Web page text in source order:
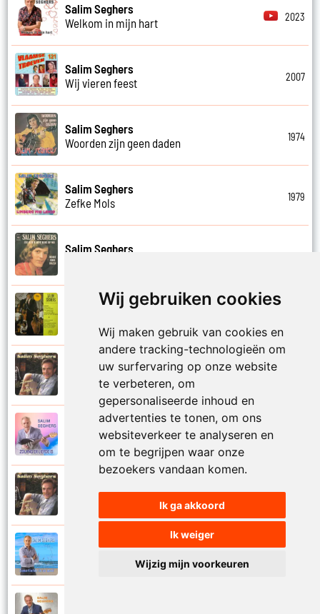
Wij gebruiken cookies
Wij maken gebruik van cookies en
andere tracking-technologieën om
uw surfervaring op onze website
te verbeteren, om
gepersonaliseerde inhoud en
advertenties te tonen, om ons
websiteverkeer te analyseren en
om te begrijpen waar onze
bezoekers vandaan komen.
Ik ga akkoord
Ik weiger
Wijzig mijn voorkeuren
Salim Seghers
Welkom in mijn hart
2023
Salim Seghers
Wij vieren feest
2007
Salim Seghers
Woorden zijn geen daden
1974
Salim Seghers
Zefke Mols
1979
Salim Seghers
Salim Seghers
Salim Seghers
Zeven nachten geef ik jou
Salim Seghers
Zolang er liefde is
2002
Salim Seghers
Zomerliefde is zo mooi